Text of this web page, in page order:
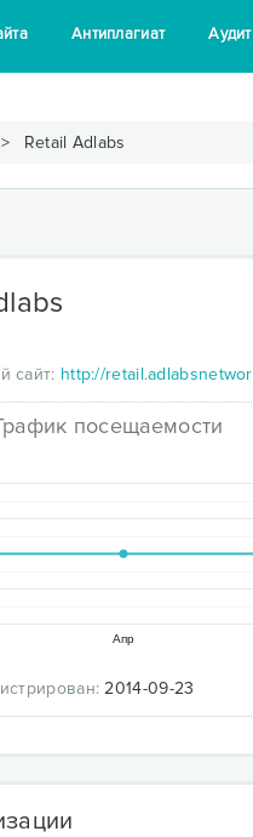
Антиплагиат
Retail Adlabs
сайт: http://
посещаемости
Апр
2014-09-23